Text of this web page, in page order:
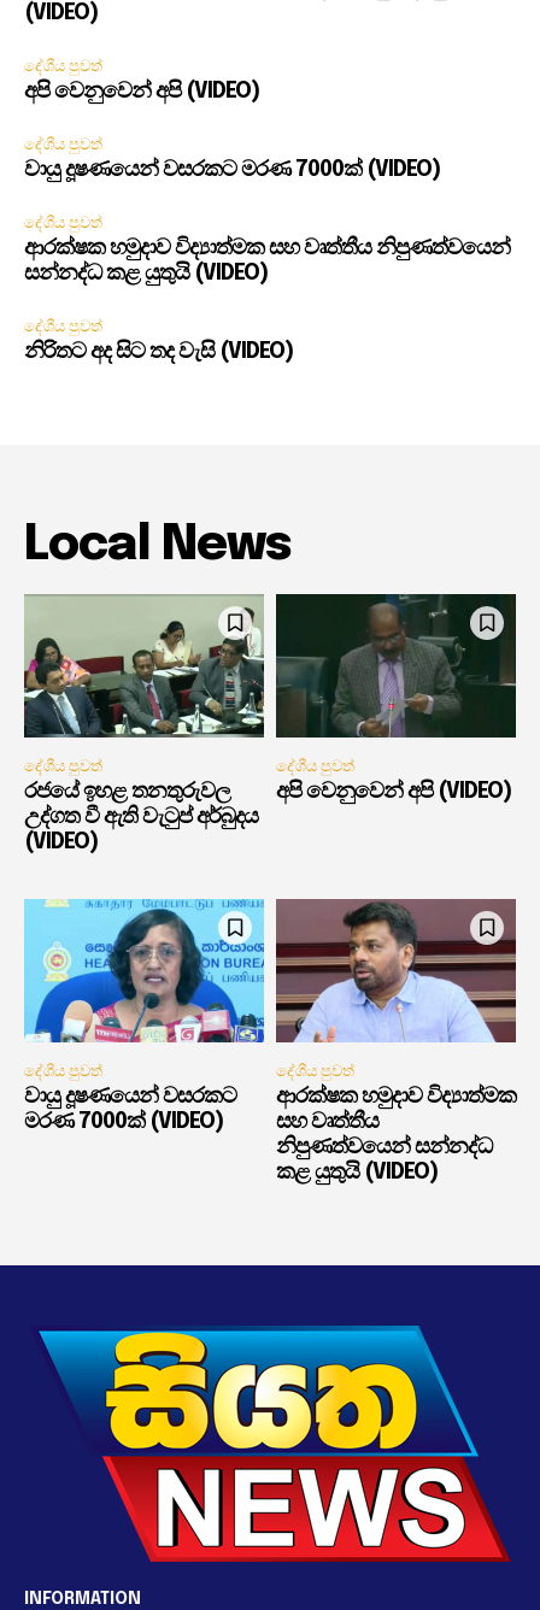
(VIDEO)
දේශීය පුවත්
අපි වෙනුවෙන් අපි (VIDEO)
දේශීය පුවත්
වායු දූෂණයෙන් වසරකට මරණ 7000ක් (VIDEO)
දේශීය පුවත්
ආරක්ෂක හමුදාව විද්‍යාත්මක සහ වෘත්තීය නිපුණත්වයෙන්
සන්නද්ධ කළ යුතුයි (VIDEO)
දේශීය පුවත්
නිරිතට අද සිට තද වැසි (VIDEO)
Local News
දේශීය පුවත්
රජයේ ඉහළ තනතුරුවල
උද්ගත වී ඇති වැටුප් අර්බුදය
(VIDEO)
දේශීය පුවත්
අපි වෙනුවෙන් අපි (VIDEO)
දේශීය පුවත්
වායු දූෂණයෙන් වසරකට
මරණ 7000ක් (VIDEO)
දේශීය පුවත්
ආරක්ෂක හමුදාව විද්‍යාත්මක
සහ වෘත්තීය
නිපුණත්වයෙන් සන්නද්ධ
කළ යුතුයි (VIDEO)
INFORMATION